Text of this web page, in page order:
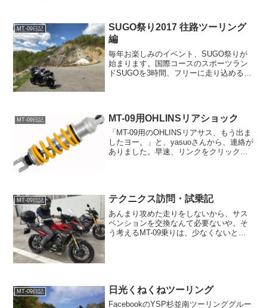
MT-09日記
SUGO祭り2017 往路ツーリング
編
毎年お楽しみのイベント、SUGO祭りが
始まります。国際コースのスポーツラン
ドSUGOを3時間、フリーに走り込める、
MT-09日記 MT-09用OHLINSリアショック
「MT-09用のOHLINSリアサス、もう出ま
したヨー。」と、yasuoさんから、連絡が
ありました。早速、リンクをクリック！
MT-09日記 テクニクス訪問・試乗記
あんまり攻めた走りをしないから、サス
ペンションを交換なんて必要ないや。そ
う考えるMT-09乗りは、少なくないと思
MT-09日記 日光くねくねツーリング
FacebookのYSP杉並南ツーリンググルー